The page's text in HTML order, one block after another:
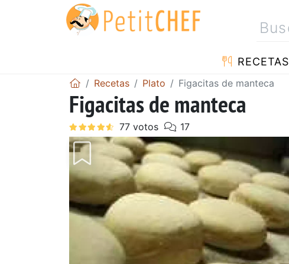
RECETAS
Recetas Plato Figacitas de manteca
Figacitas de manteca